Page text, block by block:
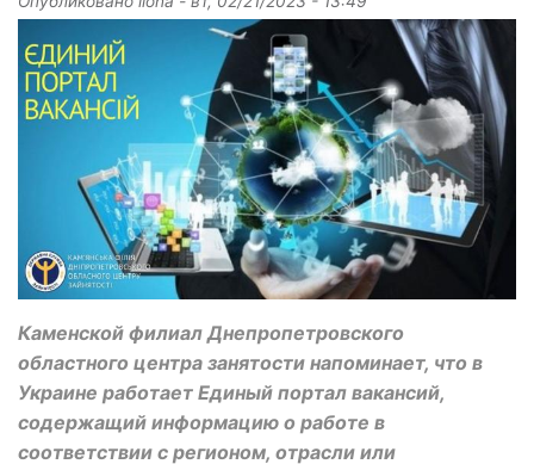
Каменской филиал Днепропетровского
областного центра занятости напоминает, что в
Украине работает Единый портал вакансий,
содержащий информацию о работе в
соответствии с регионом, отрасли или